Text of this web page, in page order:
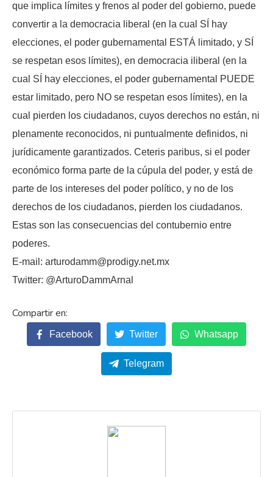
que implica límites y frenos al poder del gobierno, puede
convertir a la democracia liberal (en la cual SÍ hay
elecciones, el poder gubernamental ESTÁ limitado, y SÍ
se respetan esos límites), en democracia iliberal (en la
cual SÍ hay elecciones, el poder gubernamental PUEDE
estar limitado, pero NO se respetan esos límites), en la
cual pierden los ciudadanos, cuyos derechos no están, ni
plenamente reconocidos, ni puntualmente definidos, ni
jurídicamente garantizados. Ceteris paribus, si el poder
económico forma parte de la cúpula del poder, y está de
parte de los intereses del poder político, y no de los
derechos de los ciudadanos, pierden los ciudadanos.
Estas son las consecuencias del contubernio entre
poderes.
E-mail: arturodamm@prodigy.net.mx
Twitter: @ArturoDammArnal
Facebook Twitter Whatsapp
Telegram